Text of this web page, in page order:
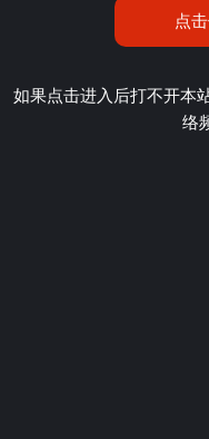
点
如果点击进入后打不开本
络